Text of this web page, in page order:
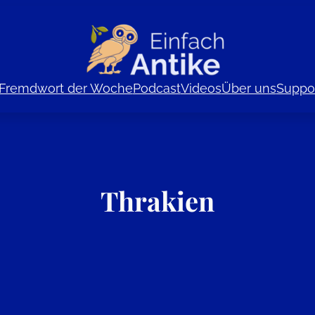
Fremdwort der WochePodcastVideosÜber uns
Thrakien